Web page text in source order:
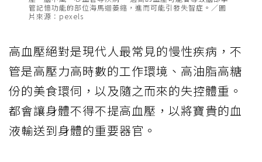
管記憶功能的部位海馬迴萎縮，進而可能引發失智症。／圖
片來源：pexels
高血壓絕對是現代人最常見的慢性疾病，不
管是高壓力高時數的工作環境、高油脂高糖
份的美食環伺，以及隨之而來的失控體重。
都會讓身體不得不提高血壓，以將寶貴的血
液輸送到身體的重要器官。